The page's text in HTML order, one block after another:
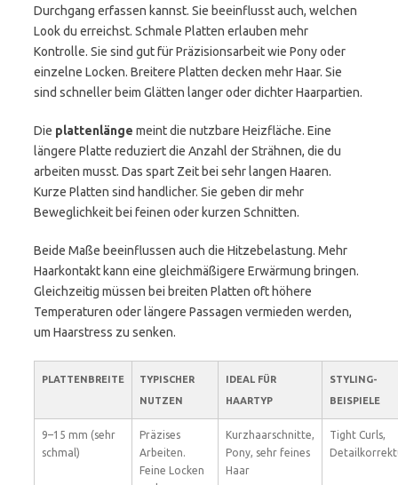
Durchgang erfassen kannst. Sie beeinflusst auch, welchen
Look du erreichst. Schmale Platten erlauben mehr
Kontrolle. Sie sind gut für Präzisionsarbeit wie Pony oder
einzelne Locken. Breitere Platten decken mehr Haar. Sie
sind schneller beim Glätten langer oder dichter Haarpartien.
Die plattenlänge meint die nutzbare Heizfläche. Eine
längere Platte reduziert die Anzahl der Strähnen, die du
arbeiten musst. Das spart Zeit bei sehr langen Haaren.
Kurze Platten sind handlicher. Sie geben dir mehr
Beweglichkeit bei feinen oder kurzen Schnitten.
Beide Maße beeinflussen auch die Hitzebelastung. Mehr
Haarkontakt kann eine gleichmäßigere Erwärmung bringen.
Gleichzeitig müssen bei breiten Platten oft höhere
Temperaturen oder längere Passagen vermieden werden,
um Haarstress zu senken.
PLATTENBREITE
TYPISCHER
NUTZEN
IDEAL FÜR
HAARTYP
STYLING-
BEISPIELE
9–15 mm (sehr
schmal)
Präzises
Arbeiten.
Feine Locken
Kurzhaarschnitte,
Pony, sehr feines
Haar
Tight Curls,